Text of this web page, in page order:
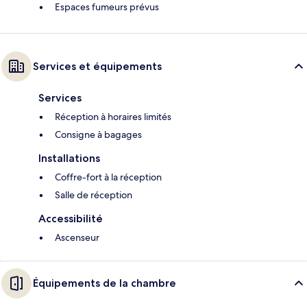
Espaces fumeurs prévus
Services et équipements
Services
Réception à horaires limités
Consigne à bagages
Installations
Coffre-fort à la réception
Salle de réception
Accessibilité
Ascenseur
Équipements de la chambre